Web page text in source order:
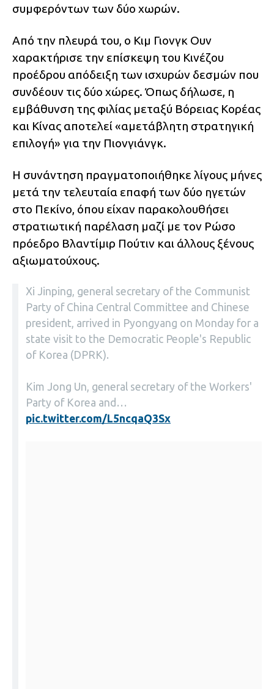
συμφερόντων των δύο χωρών.
Από την πλευρά του, ο Κιμ Γιονγκ Ουν
χαρακτήρισε την επίσκεψη του Κινέζου
προέδρου απόδειξη των ισχυρών δεσμών που
συνδέουν τις δύο χώρες. Όπως δήλωσε, η
εμβάθυνση της φιλίας μεταξύ Βόρειας Κορέας
και Κίνας αποτελεί «αμετάβλητη στρατηγική
επιλογή» για την Πιονγιάνγκ.
Η συνάντηση πραγματοποιήθηκε λίγους μήνες
μετά την τελευταία επαφή των δύο ηγετών
στο Πεκίνο, όπου είχαν παρακολουθήσει
στρατιωτική παρέλαση μαζί με τον Ρώσο
πρόεδρο Βλαντίμιρ Πούτιν και άλλους ξένους
αξιωματούχους.
Xi Jinping, general secretary of the Communist
Party of China Central Committee and Chinese
president, arrived in Pyongyang on Monday for a
state visit to the Democratic People's Republic
of Korea (DPRK).
Kim Jong Un, general secretary of the Workers'
Party of Korea and…
pic.twitter.com/L5ncqaQ3Sx